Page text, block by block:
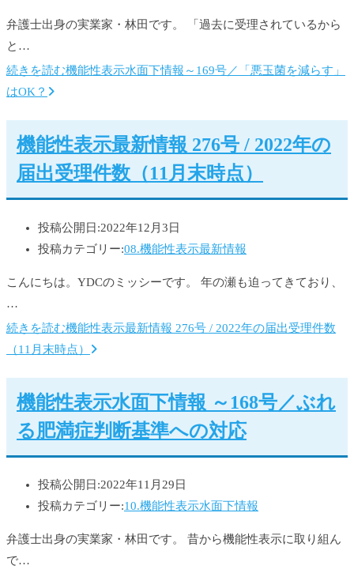
弁護士出身の実業家・林田です。 「過去に受理されているから
と…
続きを読む機能性表示水面下情報～169号／「悪玉菌を減らす」
はOK？
機能性表示最新情報 276号 / 2022年の
届出受理件数（11月末時点）
投稿公開日:2022年12月3日
投稿カテゴリー:08.機能性表示最新情報
こんにちは。YDCのミッシーです。 年の瀬も迫ってきており、
…
続きを読む機能性表示最新情報 276号 / 2022年の届出受理件数
（11月末時点）
機能性表示水面下情報 ～168号／ぶれ
る肥満症判断基準への対応
投稿公開日:2022年11月29日
投稿カテゴリー:10.機能性表示水面下情報
弁護士出身の実業家・林田です。 昔から機能性表示に取り組ん
で…